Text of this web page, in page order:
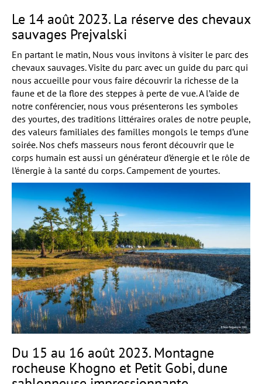
Le 14 août 2023. La réserve des chevaux
sauvages Prejvalski
En partant le matin, Nous vous invitons à visiter le parc des
chevaux sauvages. Visite du parc avec un guide du parc qui
nous accueille pour vous faire découvrir la richesse de la
faune et de la flore des steppes à perte de vue. A l’aide de
notre conférencier, nous vous présenterons les symboles
des yourtes, des traditions littéraires orales de notre peuple,
des valeurs familiales des familles mongols le temps d’une
soirée. Nos chefs masseurs nous feront découvrir que le
corps humain est aussi un générateur d’énergie et le rôle de
l’énergie à la santé du corps. Campement de yourtes.
Du 15 au 16 août 2023. Montagne
rocheuse Khogno et Petit Gobi, dune